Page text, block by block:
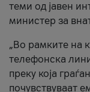
теми од јавен
министер за
„Во рамките на
телефонска
преку која
почувствуваат